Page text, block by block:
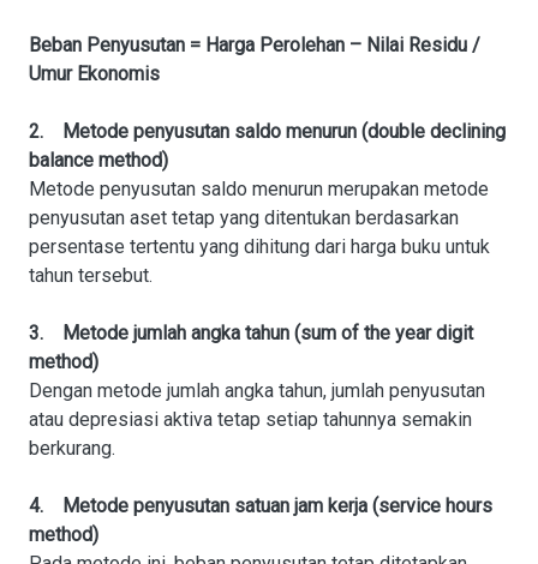
Beban Penyusutan = Harga Perolehan – Nilai Residu /
Umur Ekonomis
2. Metode penyusutan saldo menurun (double declining
balance method)
Metode penyusutan saldo menurun merupakan metode
penyusutan aset tetap yang ditentukan berdasarkan
persentase tertentu yang dihitung dari harga buku untuk
tahun tersebut.
3. Metode jumlah angka tahun (sum of the year digit
method)
Dengan metode jumlah angka tahun, jumlah penyusutan
atau depresiasi aktiva tetap setiap tahunnya semakin
berkurang.
4. Metode penyusutan satuan jam kerja (service hours
method)